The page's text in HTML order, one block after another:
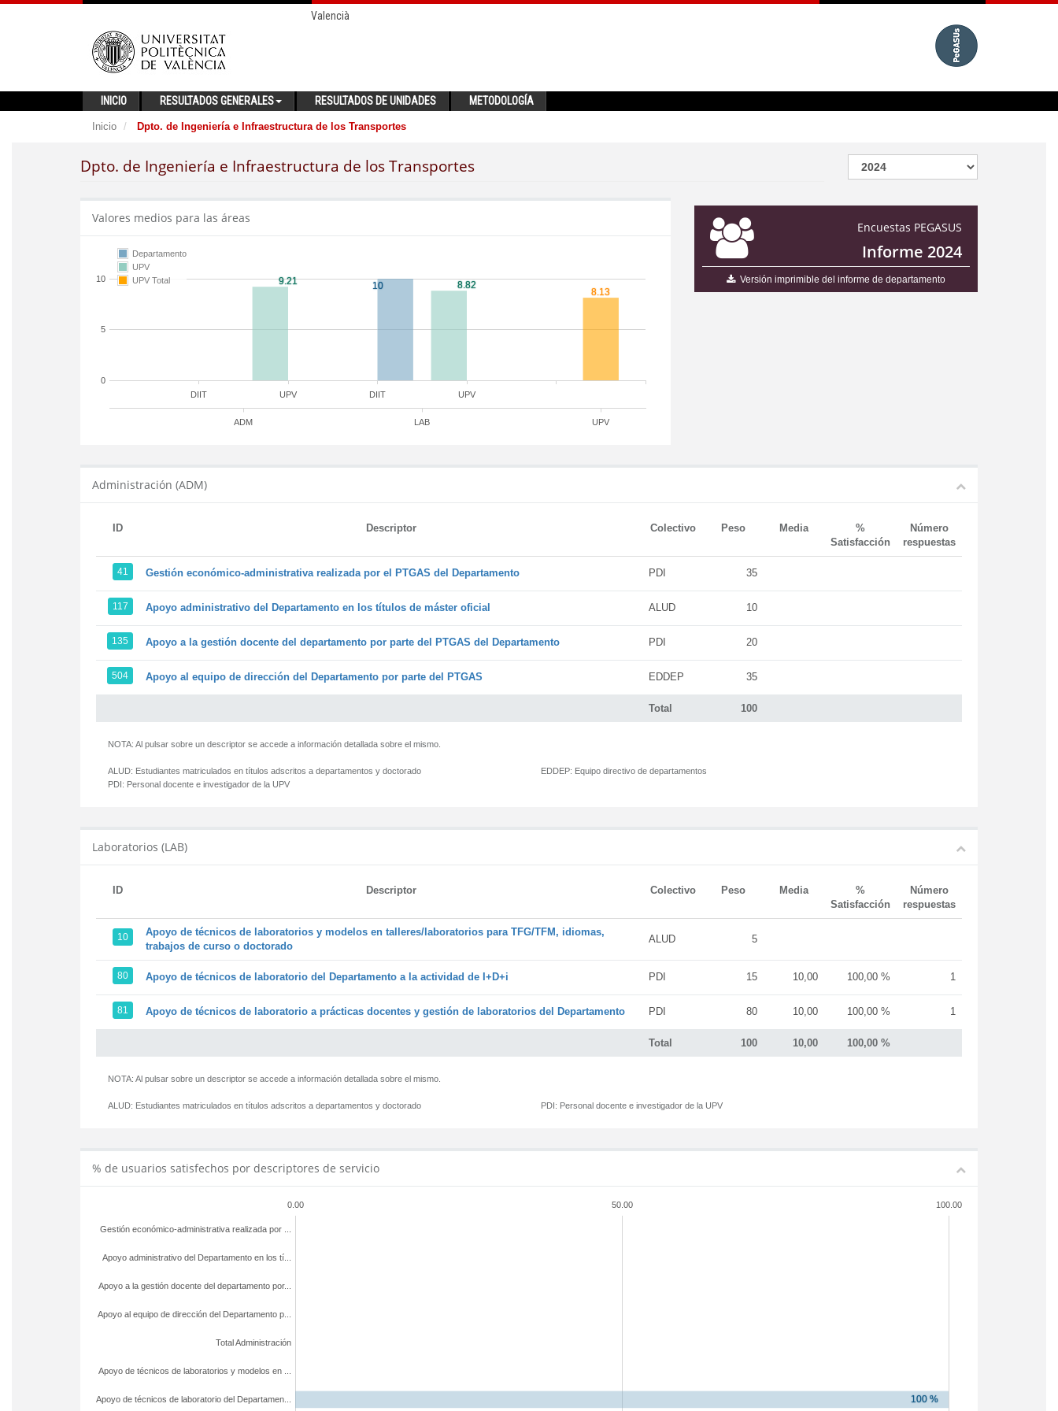
Valencià
INICIO RESULTADOS GENERALES RESULTADOS DE UNIDADES METODOLOGÍA
Inicio Dpto. de Ingeniería e Infraestructura de los Transportes
Dpto. de Ingeniería e Infraestructura de los Transportes
Encuestas PEGASUS
Informe 2024
Versión imprimible del informe de departamento
Valores medios para las áreas
DIIT DIIT
UPV UPV
ADM LAB UPV
0
5
10
Departamento
UPV
UPV Total
Administración (ADM)
ID Descriptor Colectivo Peso Media
%
Satisfacción
Número
respuestas
Total 100
41 Gestión económico-administrativa realizada por el PTGAS del Departamento PDI 35
117 Apoyo administrativo del Departamento en los títulos de máster oficial ALUD 10
135 Apoyo a la gestión docente del departamento por parte del PTGAS del Departamento PDI 20
504 Apoyo al equipo de dirección del Departamento por parte del PTGAS EDDEP 35
NOTA: Al pulsar sobre un descriptor se accede a información detallada sobre el mismo.
ALUD: Estudiantes matriculados en títulos adscritos a departamentos y doctorado
PDI: Personal docente e investigador de la UPV
EDDEP: Equipo directivo de departamentos
Laboratorios (LAB)
ID Descriptor Colectivo Peso Media
%
Satisfacción
Número
respuestas
Total 100 10,00 100,00 %
10
Apoyo de técnicos de laboratorios y modelos en talleres/laboratorios para TFG/TFM, idiomas,
trabajos de curso o doctorado
ALUD 5
80 Apoyo de técnicos de laboratorio del Departamento a la actividad de I+D+i PDI 15 10,00 100,00 % 1
81 Apoyo de técnicos de laboratorio a prácticas docentes y gestión de laboratorios del Departamento PDI 80 10,00 100,00 % 1
NOTA: Al pulsar sobre un descriptor se accede a información detallada sobre el mismo.
ALUD: Estudiantes matriculados en títulos adscritos a departamentos y doctorado PDI: Personal docente e investigador de la UPV
% de usuarios satisfechos por descriptores de servicio
0.00 50.00 100.00
Apoyo de técnicos de laboratorio del Departamen...
Apoyo de técnicos de laboratorios y modelos en ...
Total Administración
Apoyo al equipo de dirección del Departamento p...
Apoyo a la gestión docente del departamento por...
Apoyo administrativo del Departamento en los tí...
Gestión económico-administrativa realizada por ...